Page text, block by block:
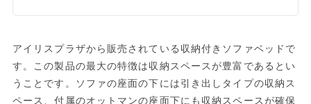
アイリスプラザから販売されている収納付きソファベッドで
す。この製品の最大の特徴は収納スペースが豊富であるとい
うことです。ソファの座面の下には引き出しタイプの収納ス
ペース、付属のオットマンの座面下にも収納スペースが確保